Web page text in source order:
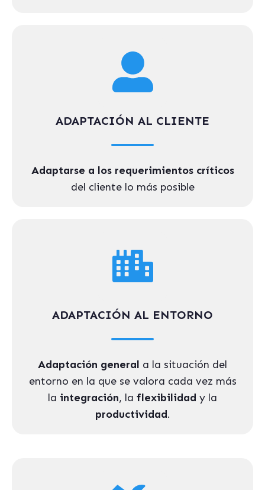
ADAPTACIÓN AL CLIENTE
Adaptarse a los requerimientos críticos
del cliente lo más posible
ADAPTACIÓN AL ENTORNO
Adaptación general a la situación del
entorno en la que se valora cada vez más
la integración, la flexibilidad y la
productividad.